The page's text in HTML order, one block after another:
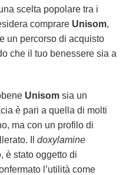
scelta popolare tra i
comprare Unisom,
un percorso di acquisto
che il tuo benessere sia a
Unisom sia un
è pari a quella di molti
ma con un profilo di
Il doxylamine
è stato oggetto di
l’utilità come